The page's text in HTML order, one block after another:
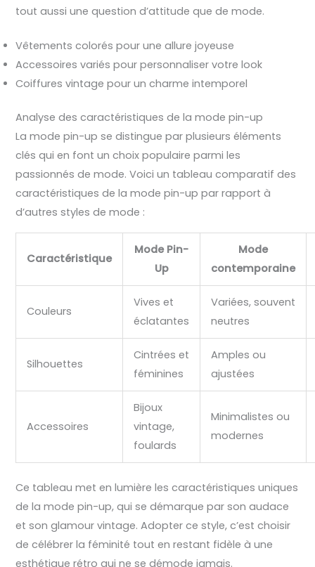
tout aussi une question d’attitude que de mode.
Vêtements colorés pour une allure joyeuse
Accessoires variés pour personnaliser votre look
Coiffures vintage pour un charme intemporel
Analyse des caractéristiques de la mode pin-up
La mode pin-up se distingue par plusieurs éléments
clés qui en font un choix populaire parmi les
passionnés de mode. Voici un tableau comparatif des
caractéristiques de la mode pin-up par rapport à
d’autres styles de mode :
Caractéristique
Mode Pin-
Up
Mode
contemporaine
Couleurs
Vives et
éclatantes
Variées, souvent
neutres
Silhouettes
Cintrées et
féminines
Amples ou
ajustées
Accessoires
Bijoux
vintage,
foulards
Minimalistes ou
modernes
Ce tableau met en lumière les caractéristiques uniques
de la mode pin-up, qui se démarque par son audace
et son glamour vintage. Adopter ce style, c’est choisir
de célébrer la féminité tout en restant fidèle à une
esthétique rétro qui ne se démode jamais.